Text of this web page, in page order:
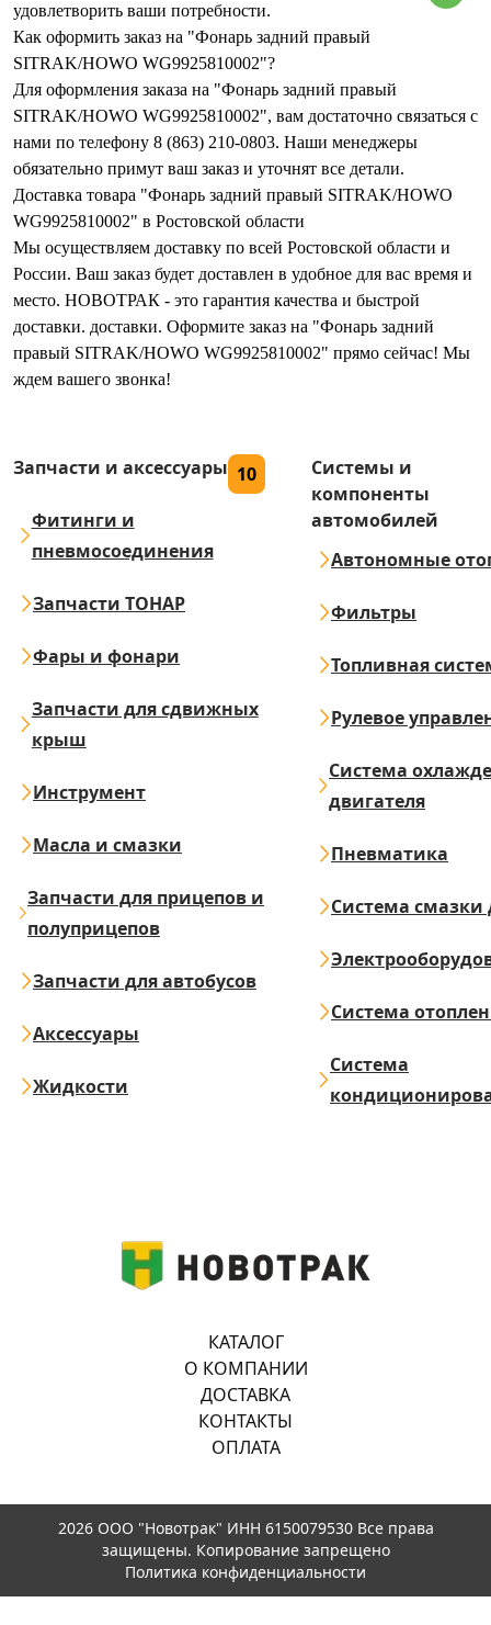
удовлетворить ваши потребности.
Как оформить заказ на "Фонарь задний правый
SITRAK/HOWO WG9925810002"?
Для оформления заказа на "Фонарь задний правый
SITRAK/HOWO WG9925810002", вам достаточно связаться с
нами по телефону 8 (863) 210-0803. Наши менеджеры
обязательно примут ваш заказ и уточнят все детали.
Доставка товара "Фонарь задний правый SITRAK/HOWO
WG9925810002" в Ростовской области
Мы осуществляем доставку по всей Ростовской области и
России. Ваш заказ будет доставлен в удобное для вас время и
место. НОВОТРАК - это гарантия качества и быстрой
доставки. доставки. Оформите заказ на "Фонарь задний
правый SITRAK/HOWO WG9925810002" прямо сейчас! Мы
ждем вашего звонка!
Запчасти и аксессуары 10
Фитинги и
пневмосоединения
Запчасти ТОНАР
Фары и фонари
Запчасти для сдвижных
крыш
Инструмент
Масла и смазки
Запчасти для прицепов и
полуприцепов
Запчасти для автобусов
Аксессуары
Жидкости
Системы и
компоненты
автомобилей
Автономные
Фильтры
Топливная
Рулевое
Система
двигателя
Пневматика
Система смазки
Система
Система
КАТАЛОГ
О КОМПАНИИ
ДОСТАВКА
КОНТАКТЫ
ОПЛАТА
2026 ООО "Новотрак" ИНН 6150079530 Все права
защищены. Копирование запрещено
Политика конфиденциальности